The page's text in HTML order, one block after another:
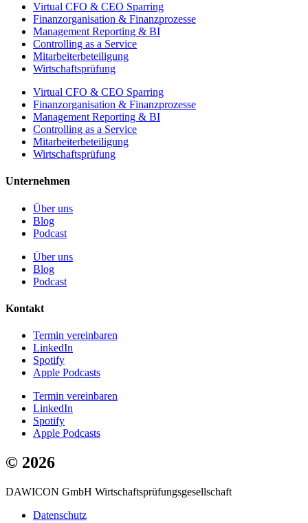
Virtual CFO & CEO Sparring
Finanzorganisation & Finanzprozesse
Management Reporting & BI
Controlling as a Service
Mitarbeiterbeteiligung
Wirtschaftsprüfung
Virtual CFO & CEO Sparring
Finanzorganisation & Finanzprozesse
Management Reporting & BI
Controlling as a Service
Mitarbeiterbeteiligung
Wirtschaftsprüfung
Unternehmen
Über uns
Blog
Podcast
Über uns
Blog
Podcast
Kontakt
Termin vereinbaren
LinkedIn
Spotify
Apple Podcasts
Termin vereinbaren
LinkedIn
Spotify
Apple Podcasts
© 2026
DAWICON GmbH Wirtschaftsprüfungsgesellschaft
Datenschutz